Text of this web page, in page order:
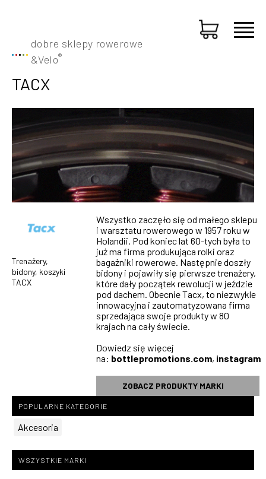
dobre sklepy rowerowe
&Velo®
TACX
Trenażery,
bidony, koszyki
TACX
Wszystko zaczęło się od małego sklepu
i warsztatu rowerowego w 1957 roku w
Holandii. Pod koniec lat 60-tych była to
już ma firma produkująca rolki oraz
bagażniki rowerowe. Następnie doszły
bidony i pojawiły się pierwsze trenażery,
które dały początek rewolucji w jeździe
pod dachem. Obecnie Tacx, to niezwykle
innowacyjna i zautomatyzowana firma
sprzedająca swoje produkty w 80
krajach na cały świecie.
Dowiedz się więcej
na: bottlepromotions.com, instagram
ZOBACZ PRODUKTY MARKI
POPULARNE KATEGORIE
Akcesoria
WSZYSTKIE MARKI